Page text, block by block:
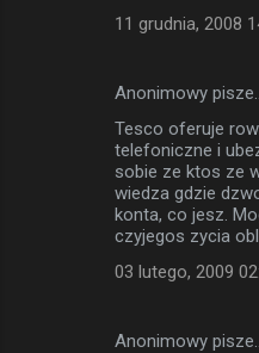
11 grudnia, 2008
Anonimowy pisze…
Tesco oferuje
telefoniczne i
sobie ze ktos ze
wiedza gdzie
konta, co jesz.
czyjegos zycia
03 lutego, 2009
Anonimowy pisze…